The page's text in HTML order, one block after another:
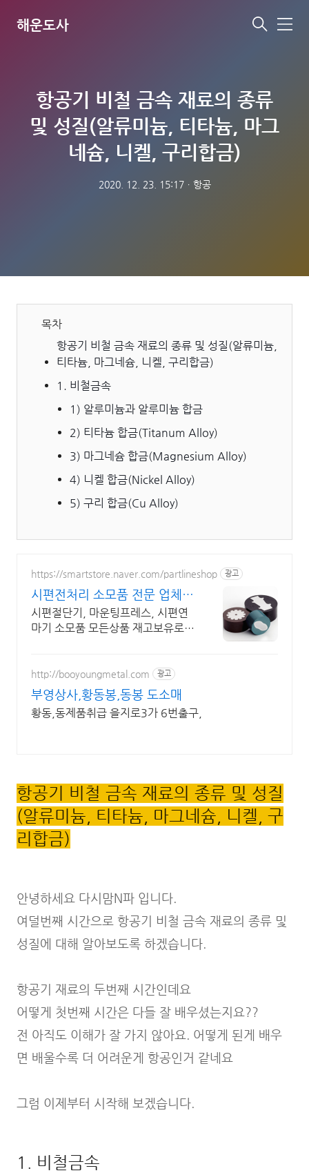
해운도사
메
항공기 비철 금속 재료의 종류
및 성질(알류미늄, 티타늄, 마그
네슘, 니켈, 구리합금)
2020. 12. 23. 15:17ㆍ 항공
목차
항공기 비철 금속 재료의 종류 및 성질(알류미늄,
티타늄, 마그네슘, 니켈, 구리합금)
1. 비철금속
1) 알루미늄과 알루미늄 합금
2) 티타늄 합금(Titanum Alloy)
3) 마그네슘 합금(Magnesium Alloy)
4) 니켈 합금(Nickel Alloy)
5) 구리 합금(Cu Alloy)
https://smartstore.naver.com/partlineshop 광고
시편전처리 소모품 전문 업체
파트라인!
시편절단기, 마운팅프레스, 시편연
마기 소모품 모든상품 재고보유로
http://booyoungmetal.com 광고
부영상사,황동봉,동봉 도소매
황동,동제품취급 을지로3가 6번출구,
항공기 비철 금속 재료의 종류 및 성질
(알류미늄, 티타늄, 마그네슘, 니켈, 구
리합금)
안녕하세요 다시맘N파 입니다.
여덜번째 시간으로 항공기 비철 금속 재료의 종류 및
성질에 대해 알아보도록 하겠습니다.
항공기 재료의 두번째 시간인데요
어떻게 첫번째 시간은 다들 잘 배우셨는지요??
전 아직도 이해가 잘 가지 않아요. 어떻게 된게 배우
면 배울수록 더 어려운게 항공인거 같네요
그럼 이제부터 시작해 보겠습니다.
1. 비철금속